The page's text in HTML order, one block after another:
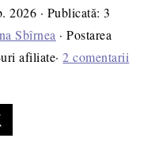
2026 · Publicată:3
Sbîrnea · Postarea
afiliate·2 comentarii